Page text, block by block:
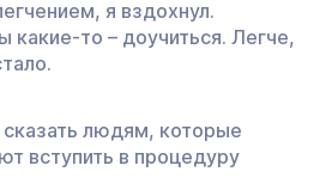
я вздохнул.
какие-то – доучиться. Легче,
людям, которые
вступить в процедуру